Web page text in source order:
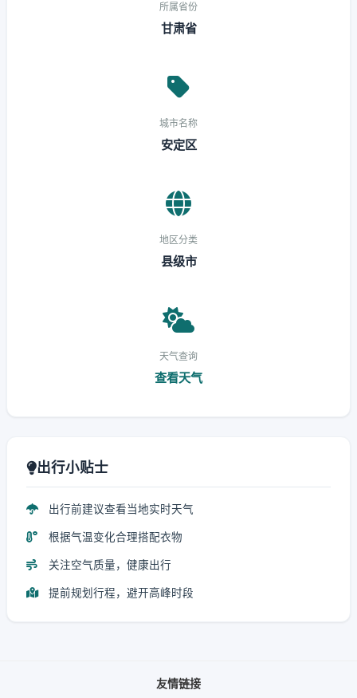
所属省份
甘肃省
城市名称
安定区
地区分类
县级市
天气查询
查看天气
出行小贴士
出行前建议查看当地实时天气
根据气温变化合理搭配衣物
关注空气质量，健康出行
提前规划行程，避开高峰时段
友情链接